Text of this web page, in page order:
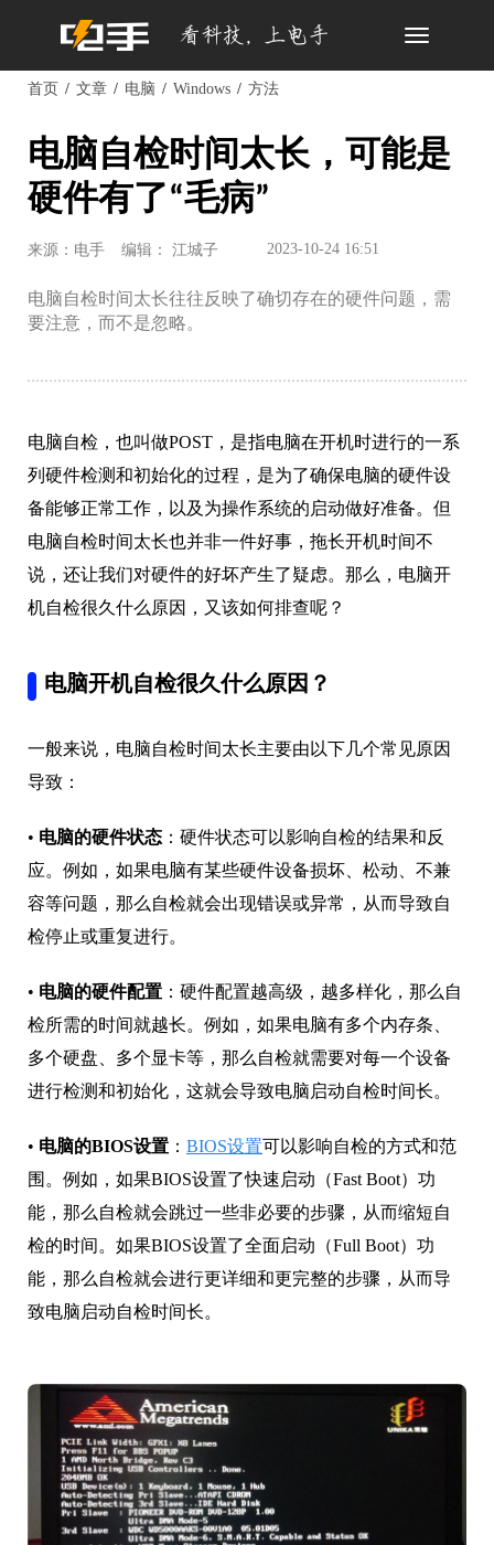
Toggle
首页 文章 电脑 Windows 方法
电脑自检时间太长，可能是
硬件有了“毛病”
来源：电手 编辑： 江城子 2023-10-24 16:51
电脑自检时间太长往往反映了确切存在的硬件问题，需
要注意，而不是忽略。
电脑自检，也叫做POST，是指电脑在开机时进行的一系
列硬件检测和初始化的过程，是为了确保电脑的硬件设
备能够正常工作，以及为操作系统的启动做好准备。但
电脑自检时间太长也并非一件好事，拖长开机时间不
说，还让我们对硬件的好坏产生了疑虑。那么，电脑开
机自检很久什么原因，又该如何排查呢？
电脑开机自检很久什么原因？
一般来说，电脑自检时间太长主要由以下几个常见原因
导致：
• 电脑的硬件状态 ：硬件状态可以影响自检的结果和反
应。例如，如果电脑有某些硬件设备损坏、松动、不兼
容等问题，那么自检就会出现错误或异常，从而导致自
检停止或重复进行。
• 电脑的硬件配置 ：硬件配置越高级，越多样化，那么自
检所需的时间就越长。例如，如果电脑有多个内存条、
多个硬盘、多个显卡等，那么自检就需要对每一个设备
进行检测和初始化，这就会导致电脑启动自检时间长。
• 电脑的BIOS设置 ： BIOS设置可以影响自检的方式和范
围。例如，如果BIOS设置了快速启动（Fast Boot）功
能，那么自检就会跳过一些非必要的步骤，从而缩短自
检的时间。如果BIOS设置了全面启动（Full Boot）功
能，那么自检就会进行更详细和更完整的步骤，从而导
致电脑启动自检时间长。